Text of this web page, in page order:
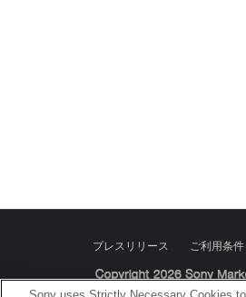
プレスリリース ご利用条件
Sony Corporation, Sony